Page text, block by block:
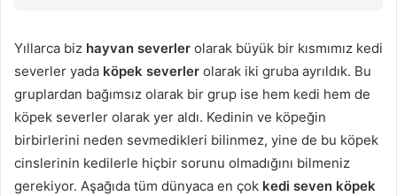
Yıllarca biz hayvan severler olarak büyük bir kısmımız kedi
severler yada köpek severler olarak iki gruba ayrıldık. Bu
gruplardan bağımsız olarak bir grup ise hem kedi hem de
köpek severler olarak yer aldı. Kedinin ve köpeğin
birbirlerini neden sevmedikleri bilinmez, yine de bu köpek
cinslerinin kedilerle hiçbir sorunu olmadığını bilmeniz
gerekiyor. Aşağıda tüm dünyaca en çok kedi seven köpek